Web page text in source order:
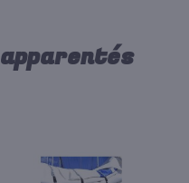
apparentés